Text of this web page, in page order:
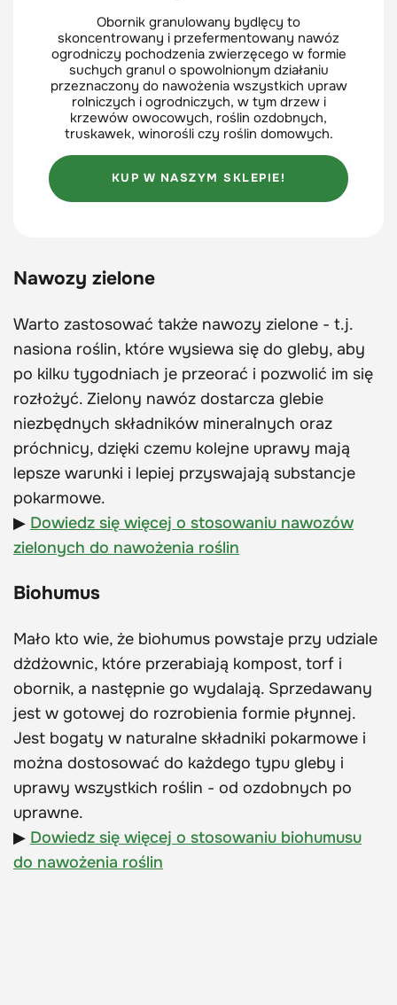
Obornik granulowany bydlęcy to
skoncentrowany i przefermentowany nawóz
ogrodniczy pochodzenia zwierzęcego w formie
suchych granul o spowolnionym działaniu
przeznaczony do nawożenia wszystkich upraw
rolniczych i ogrodniczych, w tym drzew i
krzewów owocowych, roślin ozdobnych,
truskawek, winorośli czy roślin domowych.
KUP W NASZYM SKLEPIE!
Nawozy zielone
Warto zastosować także nawozy zielone - t.j.
nasiona roślin, które wysiewa się do gleby, aby
po kilku tygodniach je przeorać i pozwolić im się
rozłożyć. Zielony nawóz dostarcza glebie
niezbędnych składników mineralnych oraz
próchnicy, dzięki czemu kolejne uprawy mają
lepsze warunki i lepiej przyswajają substancje
pokarmowe.
▶ Dowiedz się więcej o stosowaniu nawozów
zielonych do nawożenia roślin
Biohumus
Mało kto wie, że biohumus powstaje przy udziale
dżdżownic, które przerabiają kompost, torf i
obornik, a następnie go wydalają. Sprzedawany
jest w gotowej do rozrobienia formie płynnej.
Jest bogaty w naturalne składniki pokarmowe i
można dostosować do każdego typu gleby i
uprawy wszystkich roślin - od ozdobnych po
uprawne.
▶ Dowiedz się więcej o stosowaniu biohumusu
do nawożenia roślin